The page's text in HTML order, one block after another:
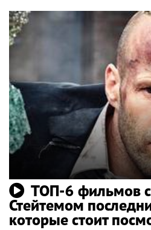
ТОП-6 фильмов
Стейтемом
которые стоит